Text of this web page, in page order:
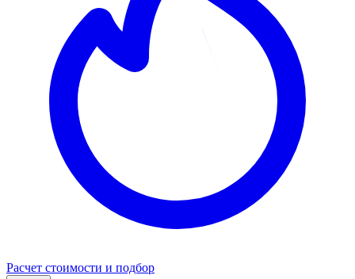
Расчет стоимости и подбор